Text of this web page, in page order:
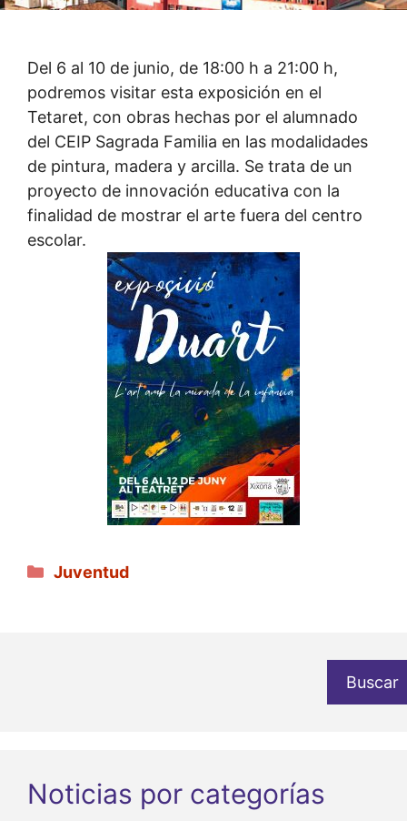
Del 6 al 10 de junio, de 18:00 h a 21:00 h,
podremos visitar esta exposición en el
Tetaret, con obras hechas por el alumnado
del CEIP Sagrada Familia en las modalidades
de pintura, madera y arcilla. Se trata de un
proyecto de innovación educativa con la
finalidad de mostrar el arte fuera del centro
escolar.
Categorías
Juventud
Buscar
Noticias por categorías